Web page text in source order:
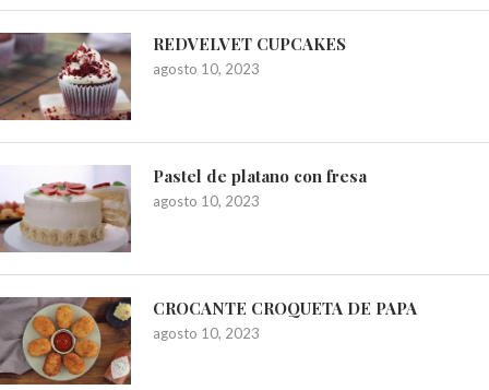
REDVELVET CUPCAKES
agosto 10, 2023
Pastel de platano con fresa
agosto 10, 2023
CROCANTE CROQUETA DE PAPA
agosto 10, 2023